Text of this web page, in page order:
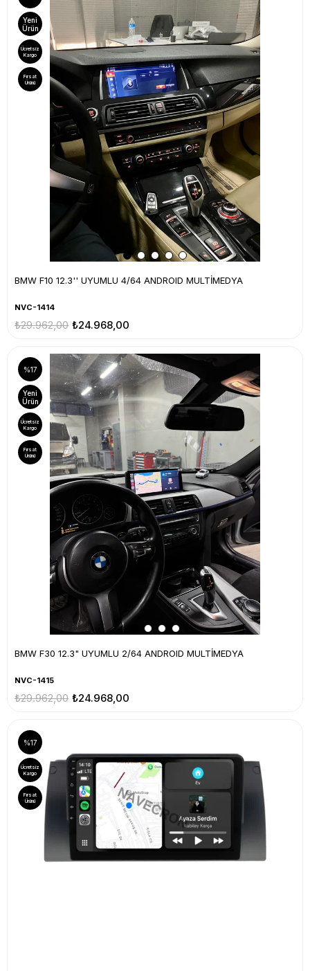
BMW F10 12.3'' UYUMLU 4/64 ANDROID MULTİMEDYA
NVC-1414
₺24.968,00
₺29.962,00
Yeni
Ürün
Ücretsiz
Kargo
Fırsat
Ürünü
BMW F30 12.3" UYUMLU 2/64 ANDROID MULTİMEDYA
NVC-1415
₺24.968,00
₺29.962,00
%17
Yeni
Ürün
Ücretsiz
Kargo
Fırsat
Ürünü
%17
Ücretsiz
Kargo
Fırsat
Ürünü